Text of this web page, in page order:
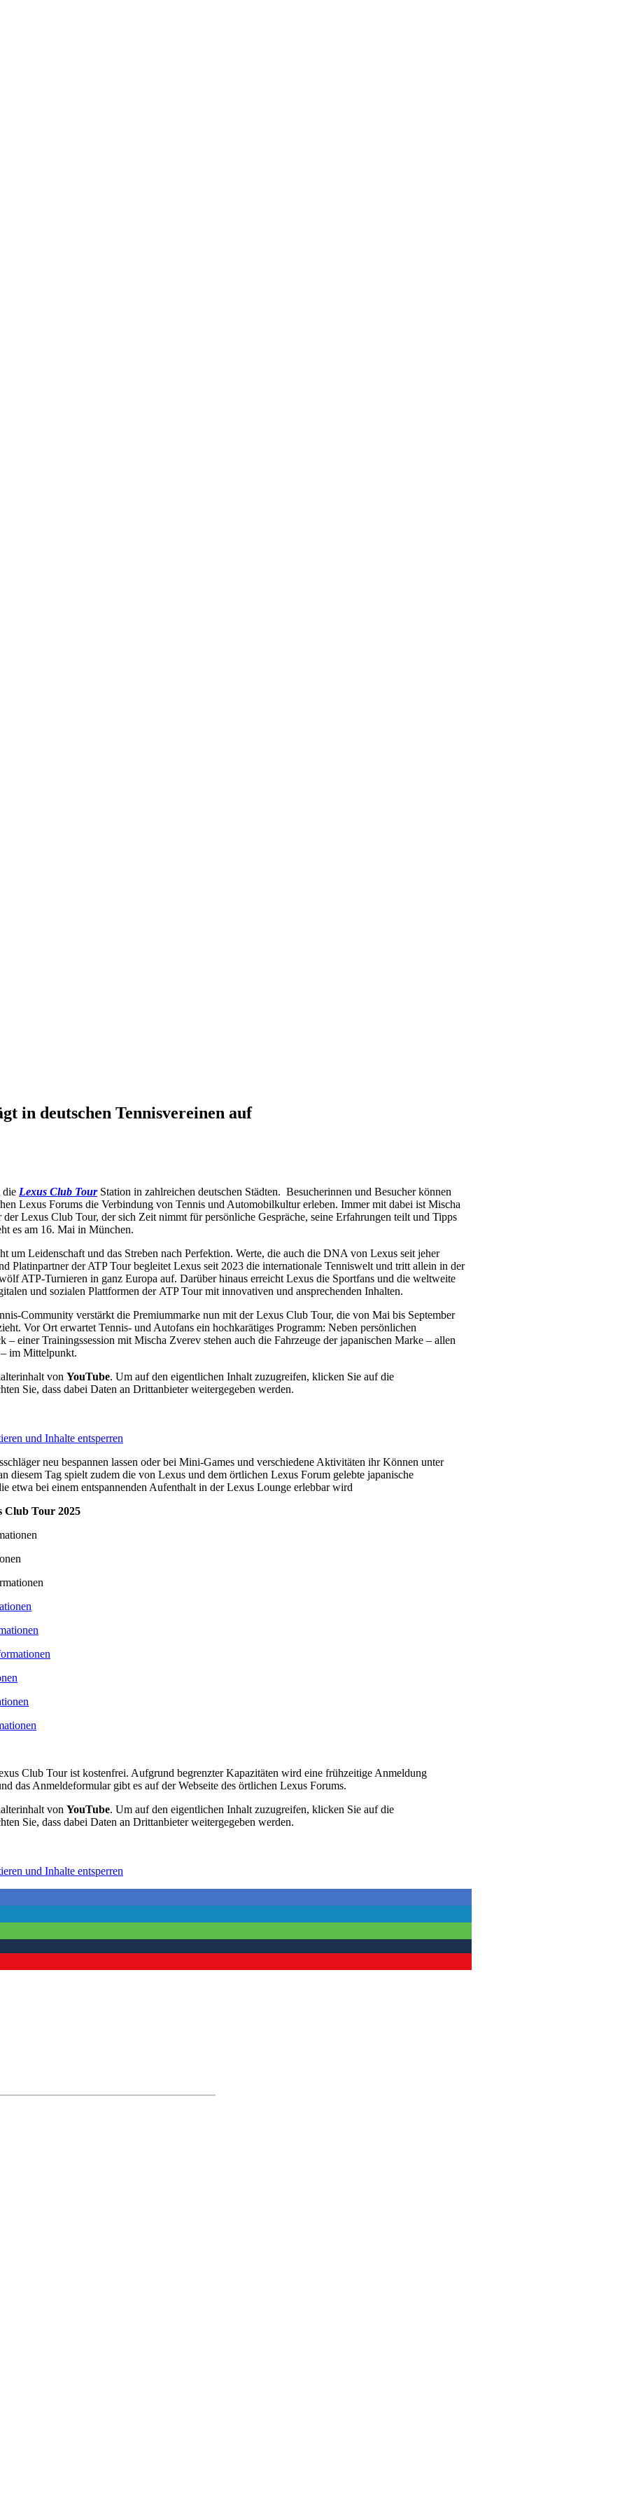
in deutschen Tennisvereinen auf
die Lexus Club TourStation in zahlreichen deutschen Städten. Besucherinnen und Besucher können
Lexus Forums die Verbindung von Tennis und Automobilkultur erleben. Immer mit dabei ist Mischa
Lexus Club Tour, der sich Zeit nimmt für persönliche Gespräche, seine Erfahrungen teilt und Tipps
es am 16. Mai in München.
um Leidenschaft und das Streben nach Perfektion. Werte, die auch die DNA von Lexus seit jeher
Platinpartner der ATP Tour begleitet Lexus seit 2023 die internationale Tenniswelt und tritt allein in der
ATP-Turnieren in ganz Europa auf. Darüber hinaus erreicht Lexus die Sportfans und die weltweite
und sozialen Plattformen der ATP Tour mit innovativen und ansprechenden Inhalten.
Community verstärkt die Premiummarke nun mit der Lexus Club Tour, die von Mai bis September
Vor Ort erwartet Tennis- und Autofans ein hochkarätiges Programm: Neben persönlichen
– einer Trainingssession mit Mischa Zverev stehen auch die Fahrzeuge der japanischen Marke – allen
– im Mittelpunkt.
von YouTube. Um auf den eigentlichen Inhalt zuzugreifen, klicken Sie auf die
Sie, dass dabei Daten an Drittanbieter weitergegeben werden.
und Inhalte entsperren
neu bespannen lassen oder bei Mini-Games und verschiedene Aktivitäten ihr Können unter
diesem Tag spielt zudem die von Lexus und dem örtlichen Lexus Forum gelebte japanische
etwa bei einem entspannenden Aufenthalt in der Lexus Lounge erlebbar wird
Club Tour 2025
Club Tour ist kostenfrei. Aufgrund begrenzter Kapazitäten wird eine frühzeitige Anmeldung
das Anmeldeformular gibt es auf der Webseite des örtlichen Lexus Forums.
von YouTube. Um auf den eigentlichen Inhalt zuzugreifen, klicken Sie auf die
Sie, dass dabei Daten an Drittanbieter weitergegeben werden.
und Inhalte entsperren